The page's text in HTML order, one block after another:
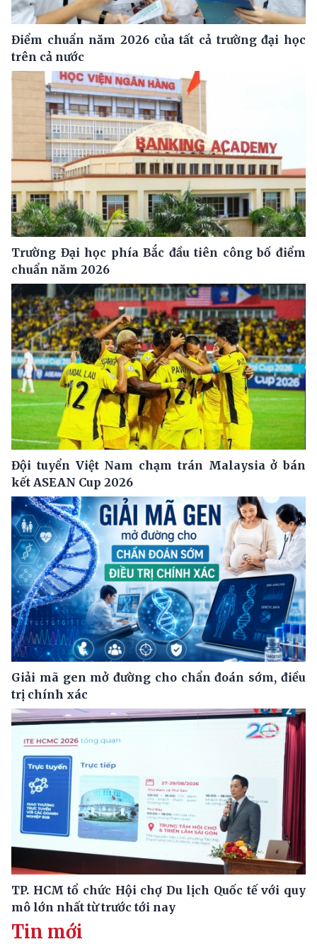
Điểm chuẩn năm 2026 của tất cả trường đại học
trên cả nước
Trường Đại học phía Bắc đầu tiên công bố điểm
chuẩn năm 2026
Đội tuyển Việt Nam chạm trán Malaysia ở bán
kết ASEAN Cup 2026
Giải mã gen mở đường cho chẩn đoán sớm, điều
trị chính xác
TP. HCM tổ chức Hội chợ Du lịch Quốc tế với quy
mô lớn nhất từ trước tới nay
Tin mới